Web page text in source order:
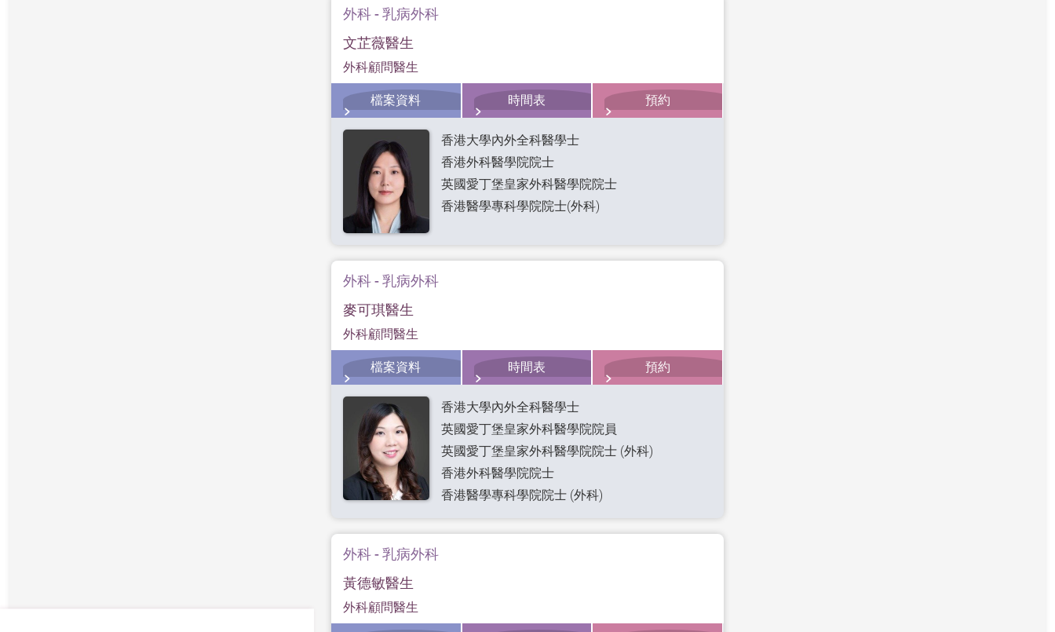
外科 - 乳病外科
文芷薇醫生
外科顧問醫生
檔案資料 時間表 預約
香港大學內外全科醫學士
香港外科醫學院院士
英國愛丁堡皇家外科醫學院院士
香港醫學專科學院院士(外科)
外科 - 乳病外科
麥可琪醫生
外科顧問醫生
檔案資料 時間表 預約
香港大學內外全科醫學士
英國愛丁堡皇家外科醫學院院員
英國愛丁堡皇家外科醫學院院士 (外科)
香港外科醫學院院士
香港醫學專科學院院士 (外科)
外科 - 乳病外科
黃德敏醫生
外科顧問醫生